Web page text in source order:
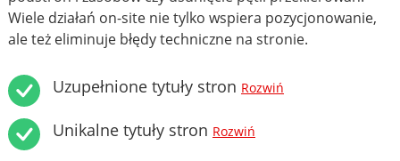
Wiele działań on-site nie tylko wspiera pozycjonowanie,
ale też eliminuje błędy techniczne na stronie.
Uzupełnione tytuły stron Rozwiń
Unikalne tytuły stron Rozwiń